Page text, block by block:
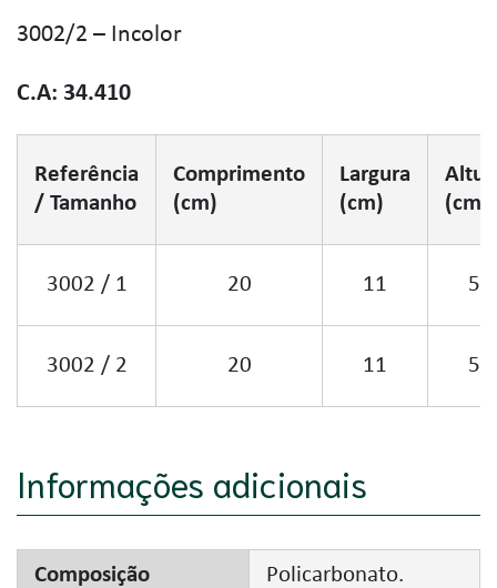
3002/2 – Incolor
C.A: 34.410
Referência
/ Tamanho
Comprimento
(cm)
Largura
(cm)
(cm)
3002 / 1 20 11 5
3002 / 2 20 11 5
Informações adicionais
Composição Policarbonato.